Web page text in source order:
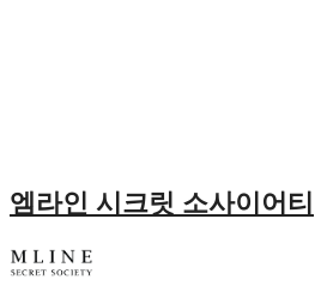
엠라인 시크릿 소사이어티